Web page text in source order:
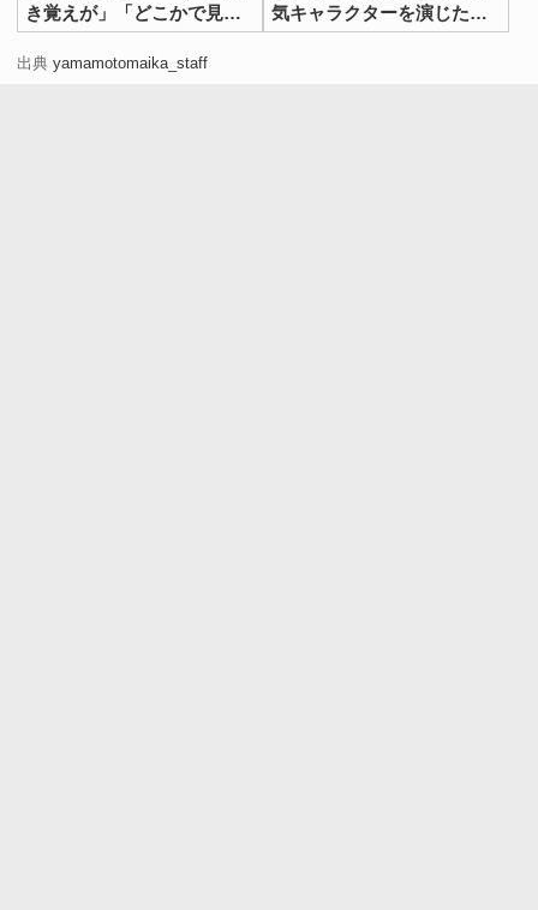
き覚えが」「どこかで見
た」
気キャラクターを演じた俳
優たち
出典 yamamotomaika_staff